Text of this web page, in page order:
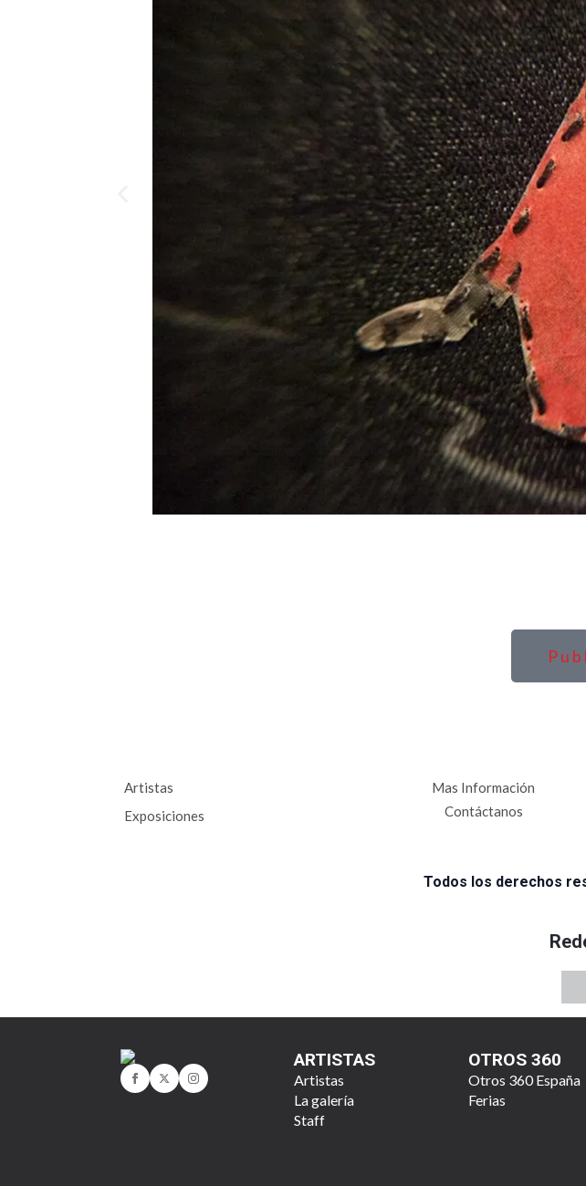
P u b
Artistas
Exposiciones
Mas Información
Contáctanos
Todos los derechos
ARTISTAS
Artistas
La galería
Staff
OTROS 360
Otros 360 España
Ferias